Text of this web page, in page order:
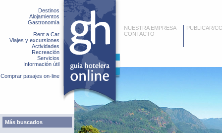
Destinos
Alojamientos
Gastronomía
Rent a Car
Viajes y excursiones
Actividades
Recreación
Servicios
Información útil
Comprar pasajes on-line
Más buscados
NUESTRA EMPRESA
CONTACTO
PUBLICAR/